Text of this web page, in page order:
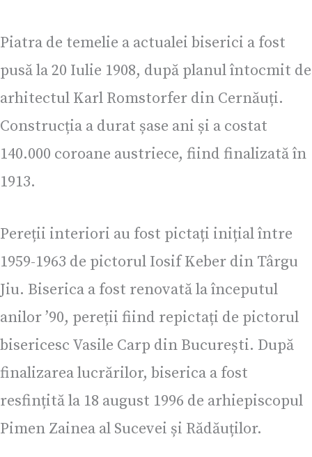
Piatra de temelie a actualei biserici a fost
pusă la 20 Iulie 1908, după planul întocmit de
arhitectul Karl Romstorfer din Cernăuți.
Construcția a durat șase ani și a costat
140.000 coroane austriece, fiind finalizată în
1913.
Pereții interiori au fost pictați inițial între
1959-1963 de pictorul Iosif Keber din Târgu
Jiu. Biserica a fost renovată la începutul
anilor ’90, pereții fiind repictați de pictorul
bisericesc Vasile Carp din București. După
finalizarea lucrărilor, biserica a fost
resfințită la 18 august 1996 de arhiepiscopul
Pimen Zainea al Sucevei și Rădăuților.